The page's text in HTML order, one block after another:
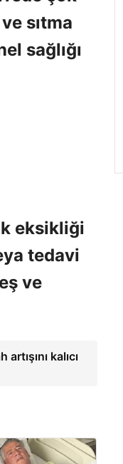
sıtma
sağlığı
eksikliği
tedavi
ve
artışını kalıcı